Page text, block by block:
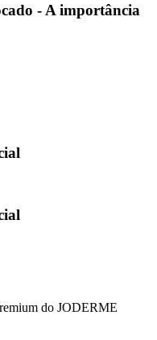
- A importância
do JODERME